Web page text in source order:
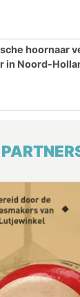
hoornaar
in Noord-